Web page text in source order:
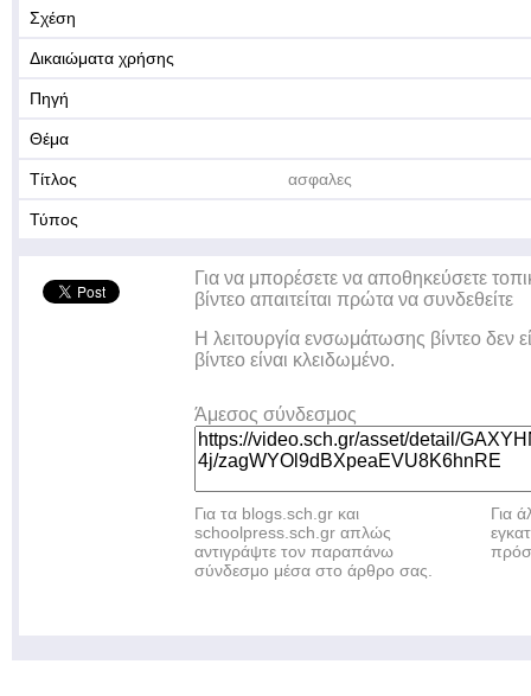
Σχέση
Δικαιώματα χρήσης
Πηγή
Θέμα
Τίτλος ασφαλες
Τύπος
Για να μπορέσετε να αποθηκεύσετε
βίντεο απαιτείται πρώτα να συνδεθείτε
Η λειτουργία ενσωμάτωσης βίντεο δεν
βίντεο είναι κλειδωμένο.
Άμεσος σύνδεσμος
Για τα blogs.sch.gr και
schoolpress.sch.gr απλώς
αντιγράψτε τον παραπάνω
σύνδεσμο μέσα στο άρθρο σας.
Για